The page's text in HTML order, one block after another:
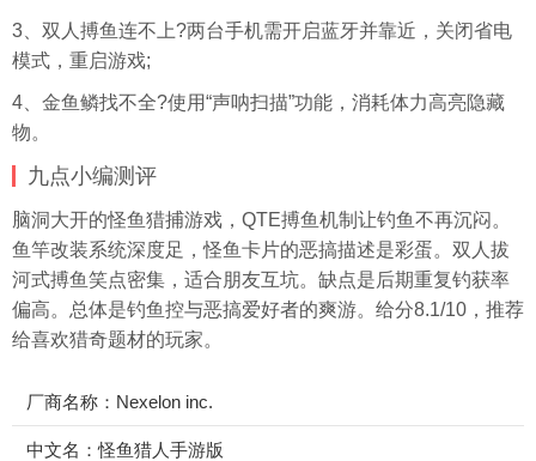
3、双人搏鱼连不上?两台手机需开启蓝牙并靠近，关闭省电
模式，重启游戏;
4、金鱼鳞找不全?使用“声呐扫描”功能，消耗体力高亮隐藏
物。
九点小编测评
脑洞大开的怪鱼猎捕游戏，QTE搏鱼机制让钓鱼不再沉闷。
鱼竿改装系统深度足，怪鱼卡片的恶搞描述是彩蛋。双人拔
河式搏鱼笑点密集，适合朋友互坑。缺点是后期重复钓获率
偏高。总体是钓鱼控与恶搞爱好者的爽游。给分8.1/10，推荐
给喜欢猎奇题材的玩家。
厂商名称：Nexelon inc.
中文名：怪鱼猎人手游版